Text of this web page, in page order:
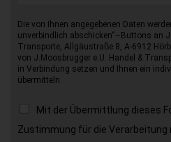
Die von Ihnen angegebenen Daten
unverbindlich abschicken“–Buttons an
Transporte, Allgäustraße 8, A-6912
von J.Moosbrugger e.U. Handel &
in Verbindung setzen und Ihnen ein
übermitteln.
Mit der Übermittlung dieses
Zustimmung für die Verarbeitung